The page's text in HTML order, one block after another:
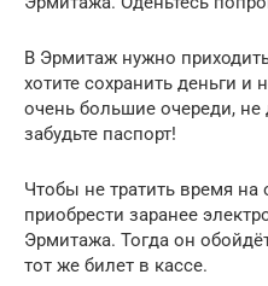
В Эрмитаж нужно
хотите сохранить деньги
очень большие очереди,
забудьте паспорт!
Чтобы не тратить время на
приобрести заранее
Эрмитажа. Тогда он
тот же билет в кассе.